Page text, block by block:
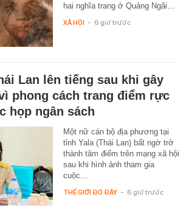
hai nghĩa trang ở Quảng Ngãi…
XÃ HỘI - 6 giờ trước
Lan lên tiếng sau khi gây
phong cách trang điểm rực
họp ngân sách
Một nữ cán bộ địa phương tại
tỉnh Yala (Thái Lan) bất ngờ trở
thành tâm điểm trên mạng xã hội
sau khi hình ảnh tham gia
cuộc…
THẾ GIỚI ĐÓ ĐÂY - 6 giờ trước